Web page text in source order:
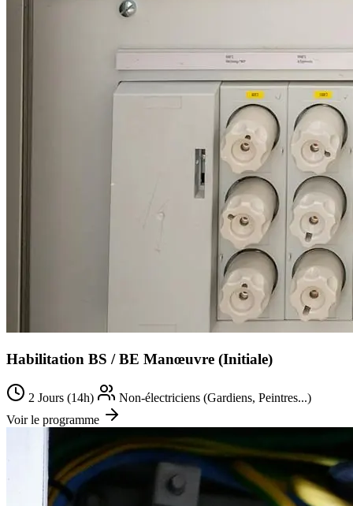
Habilitation BS / BE Manœuvre (Initiale)
2 Jours (14h)
Non-électriciens (Gardiens, Peintres...)
Voir le programme